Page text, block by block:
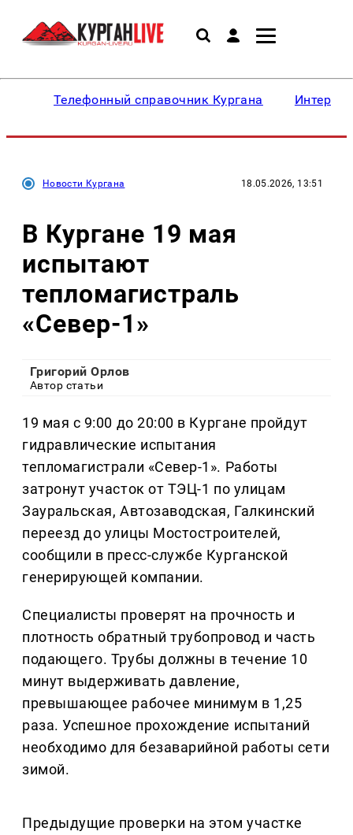
Телефонный справочник Кургана
Новости Кургана 18.05.2026, 13:51
В Кургане 19 мая
испытают
тепломагистраль
«Север-1»
Григорий Орлов
Автор статьи
19 мая с 9:00 до 20:00 в Кургане пройдут
гидравлические испытания
тепломагистрали «Север-1». Работы
затронут участок от ТЭЦ-1 по улицам
Зауральская, Автозаводская, Галкинский
переезд до улицы Мостостроителей,
сообщили в пресс-службе Курганской
генерирующей компании.
Специалисты проверят на прочность и
плотность обратный трубопровод и часть
подающего. Трубы должны в течение 10
минут выдерживать давление,
превышающее рабочее минимум в 1,25
раза. Успешное прохождение испытаний
необходимо для безаварийной работы сети
зимой.
Предыдущие проверки на этом участке